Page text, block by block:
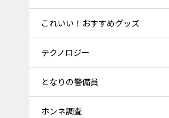
これいい！おすすめグッズ
テクノロジー
となりの警備員
ホンネ調査